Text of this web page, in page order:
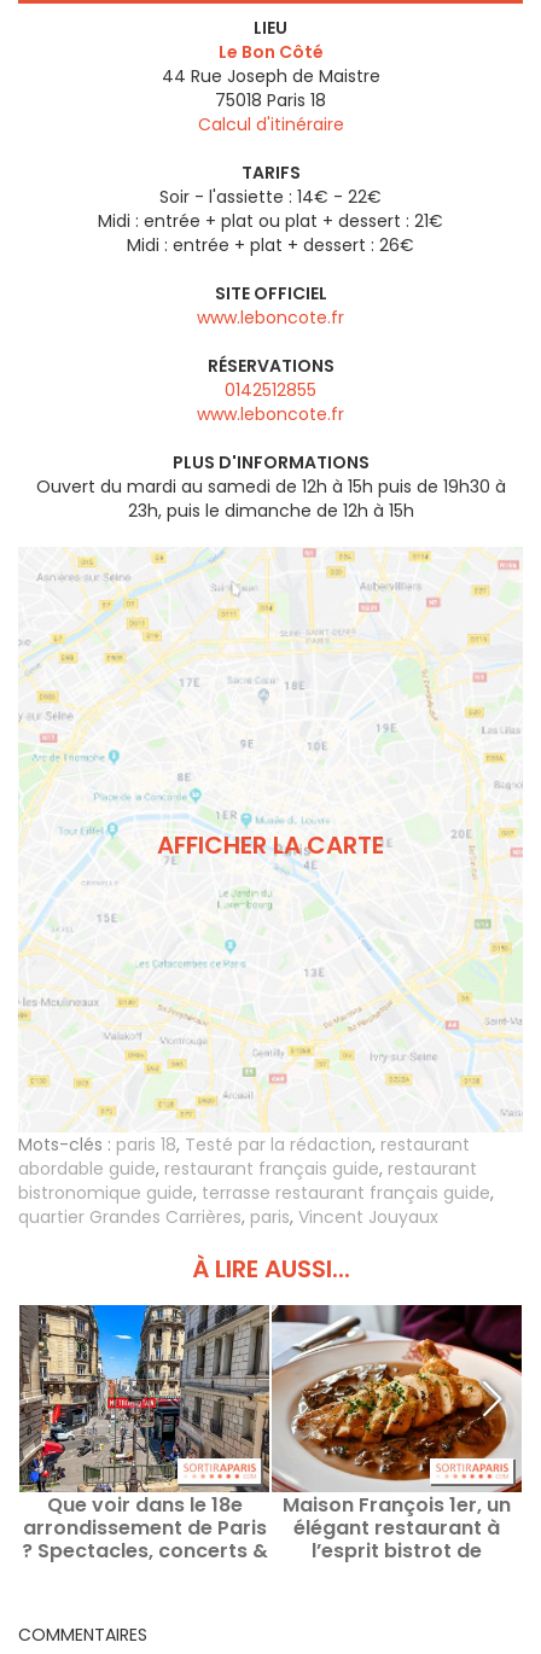
LIEU
Le Bon Côté
44 Rue Joseph de Maistre
75018 Paris 18
Calcul d'itinéraire
TARIFS
Soir - l'assiette : 14€ - 22€
Midi : entrée + plat ou plat + dessert : 21€
Midi : entrée + plat + dessert : 26€
SITE OFFICIEL
www.leboncote.fr
RÉSERVATIONS
0142512855
www.leboncote.fr
PLUS D'INFORMATIONS
Ouvert du mardi au samedi de 12h à 15h puis de 19h30 à
23h, puis le dimanche de 12h à 15h
AFFICHER LA CARTE
Mots-clés : paris 18, Testé par la rédaction, restaurant
abordable guide, restaurant français guide, restaurant
bistronomique guide, terrasse restaurant français guide,
quartier Grandes Carrières, paris, Vincent Jouyaux
À LIRE AUSSI...
Que voir dans le 18e
arrondissement de Paris
? Spectacles, concerts &
Maison François 1er, un
élégant restaurant à
l’esprit bistrot de
COMMENTAIRES